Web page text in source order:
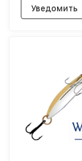
Уведомить